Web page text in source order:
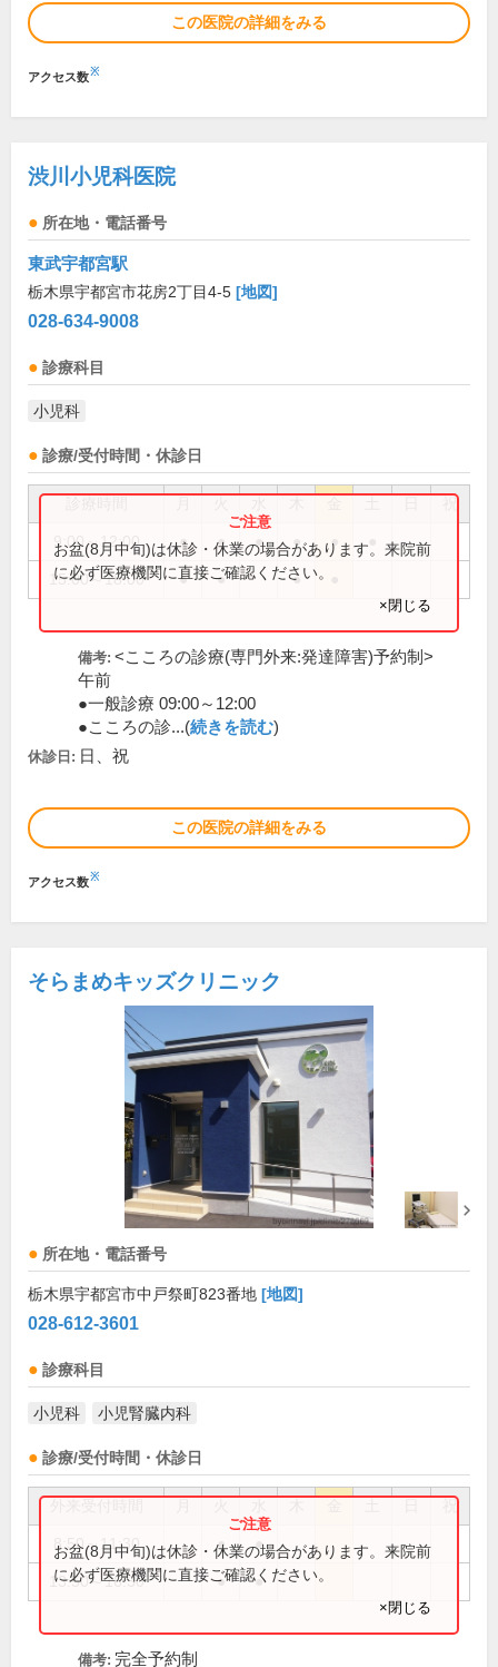
この医院の詳細をみる
アクセス数※
渋川小児科医院
所在地・電話番号
東武宇都宮駅
栃木県宇都宮市花房2丁目4-5 [地図]
028-634-9008
診療科目
小児科
診療/受付時間・休診日
祝
9:00～12:00 ● ● ● ● ●
15:00～18:00 ● ● ●
お盆(8月中旬)は休診・休業の場合があります。来院前
に必ず医療機関に直接ご確認ください。
×閉じる
備考: <こころの診療(専門外来:発達障害)予約制>
午前
●一般診療 09:00～12:00
●こころの診...(続きを読む)
休診日: 日、祝
この医院の詳細をみる
アクセス数※
そらまめキッズクリニック
所在地・電話番号
栃木県宇都宮市中戸祭町823番地 [地図]
028-612-3601
診療科目
小児科 小児腎臓内科
診療/受付時間・休診日
祝
8:50～11:30 ● ●
13:50～16:30 ● ●
お盆(8月中旬)は休診・休業の場合があります。来院前
に必ず医療機関に直接ご確認ください。
×閉じる
備考: 完全予約制